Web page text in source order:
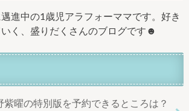
進中の1歳児アラフォーママです。好き
く、盛りだくさんのブログです☻
紫曜の特別版を予約できるところは？